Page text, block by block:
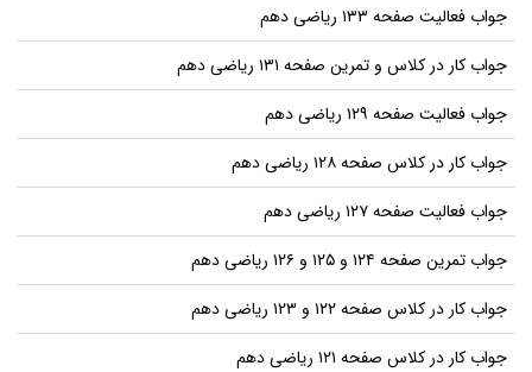
جواب فعالیت صفحه ۱۳۳ ریاضی دهم
جواب کار در کلاس و تمرین صفحه ۱۳۱ ریاضی دهم
جواب فعالیت صفحه ۱۲۹ ریاضی دهم
جواب کار در کلاس صفحه ۱۲۸ ریاضی دهم
جواب فعالیت صفحه ۱۲۷ ریاضی دهم
جواب تمرین صفحه ۱۲۴ و ۱۲۵ و ۱۲۶ ریاضی دهم
جواب کار در کلاس صفحه ۱۲۲ و ۱۲۳ ریاضی دهم
جواب کار در کلاس صفحه ۱۲۱ ریاضی دهم